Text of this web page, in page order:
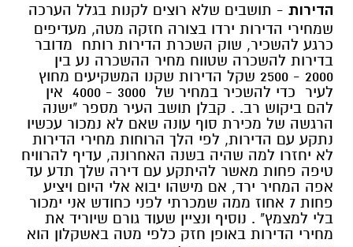
הדירות - תושבים שלא רוצים לקנות בגלל הערכה
שמחירי הדירות ירדו בצורה חזקה מטה, מעדיפים
כרגע להשכיר, שוק השכרת הדירות רותח מדובר
בדירות להשכרה שטווח מחיר ההשכרה נע בין
2000 - 2500 שקל הדירות שקנו המשקיעים מחוץ
לעיר כדי להשכיר במחיר של 3000 - 4000 אין
להם ביקוש רב. . קבלן תושב העיר מספר "ישנה
הרגשה של מכירת סוף עונה שאם לא נמכור עכשיו
נתקע עם הדירות, לפי הלך הרוחות מחירי הדירות
לא יחזרו למה שהיה בשנה האחרונה, עדיף להרוויח
טיפה פחות מאשר להיתקע עם דירה שלך תדע עד
אפה המחיר ירד, אם מישהו יבוא אלי היום ויציע
פחות 7 אחוז ממה שמכרתי לפני כחודש אני ימכור
בלי למצמץ" . נוסיף ונציין שעוד גורם שיוריד את
מחירי הדירות באופן חזק כלפי מטה באשקלון הוא